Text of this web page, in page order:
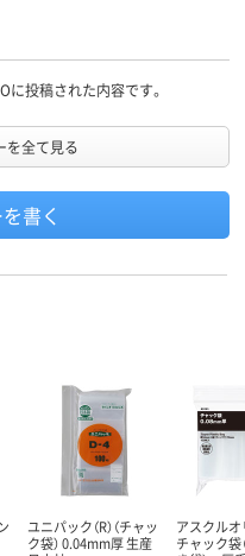
に投稿された内容です。
を全て見る
書く
ユニパック（R）（チャッ
ク袋） 0.04mm厚 生産
アスクル
チャック袋